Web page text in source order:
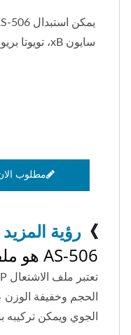
سايون xB، تويوتا بريوس، تويوتا بريوس C وتويوتا يارس.
مطلوب
》 رؤية
AS-506 هو ملف إشعال PH-COP
الحجم وخفيفة
الجوي ويمكن